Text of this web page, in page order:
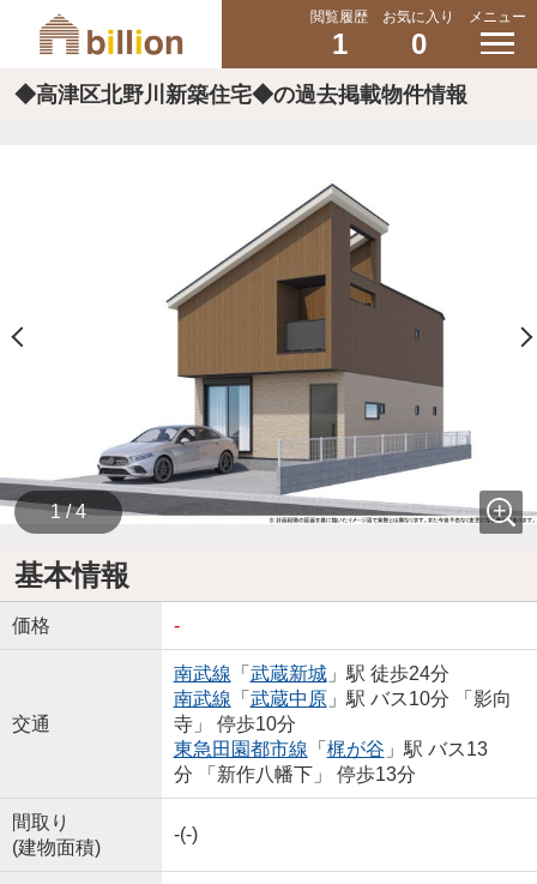
閲覧履歴
1
お気に入り
0
メニュー
◆高津区北野川新築住宅◆の過去掲載物件情報
1 / 4
基本情報
価格 -
交通
南武線 「 武蔵新城」駅 徒歩24分
南武線 「 武蔵中原」駅 バス10分 「影向
寺」 停歩10分
東急田園都市線 「 梶が谷 」駅 バス13
分 「新作八幡下」 停歩13分
間取り
(建物面積)
-(-)